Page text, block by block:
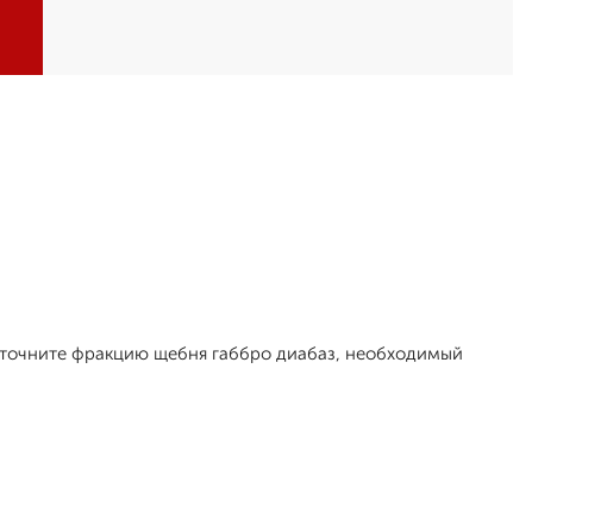
фракцию щебня габбро диабаз, необходимый